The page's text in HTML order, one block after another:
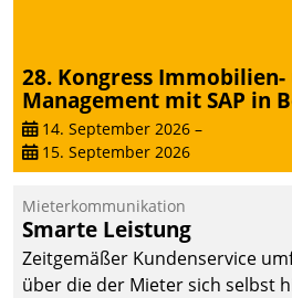
28. Kongress
Management mit SAP in
14. September 2026 –
15. September 2026
Mieterkommunikation
Smarte Leistung
Zeitgemäßer Kundenservice
über die der Mieter sich selbst